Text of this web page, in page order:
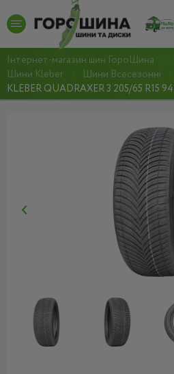
Інтернет-магазин шин ГороШина
Шини Kleber
Шини Всесезонні
KLEBER QUADRAXER 3 205/65 R15